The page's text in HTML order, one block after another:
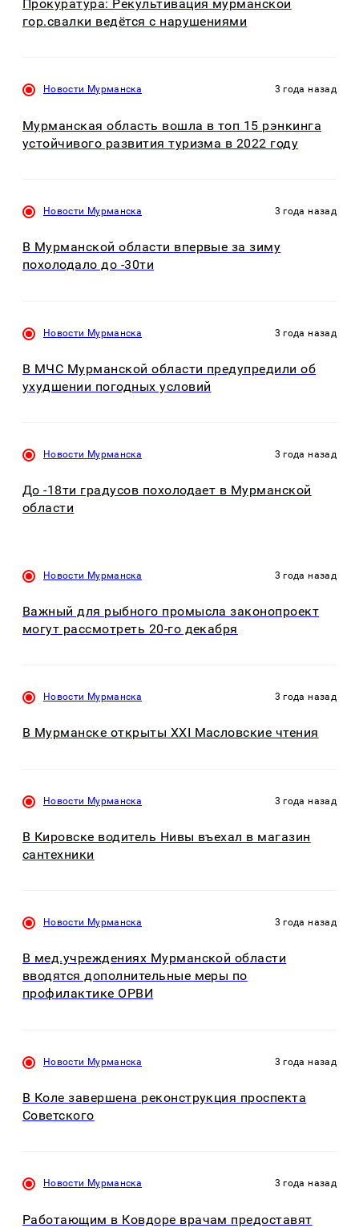
Прокуратура: Рекультивация мурманской
гор.свалки ведётся с нарушениями
Новости Мурманска 3 года назад
Мурманская область вошла в топ 15 рэнкинга
устойчивого развития туризма в 2022 году
Новости Мурманска 3 года назад
В Мурманской области впервые за зиму
похолодало до -30ти
Новости Мурманска 3 года назад
В МЧС Мурманской области предупредили об
ухудшении погодных условий
Новости Мурманска 3 года назад
До -18ти градусов похолодает в Мурманской
области
Новости Мурманска 3 года назад
Важный для рыбного промысла законопроект
могут рассмотреть 20-го декабря
Новости Мурманска 3 года назад
В Мурманске открыты XXI Масловские чтения
Новости Мурманска 3 года назад
В Кировске водитель Нивы въехал в магазин
сантехники
Новости Мурманска 3 года назад
В мед.учреждениях Мурманской области
вводятся дополнительные меры по
профилактике ОРВИ
Новости Мурманска 3 года назад
В Коле завершена реконструкция проспекта
Советского
Новости Мурманска 3 года назад
Работающим в Ковдоре врачам предоставят